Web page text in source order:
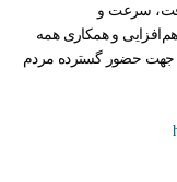
دقت، سرعت و
و همکاری همه
جهت حضور گسترده مردم